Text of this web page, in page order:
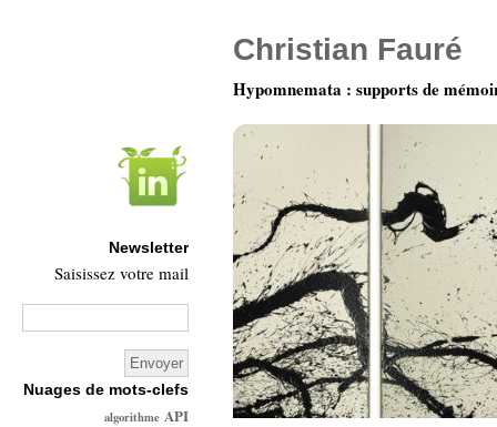
Christian Fauré
Hypomnemata : supports de
Newsletter
Saisissez votre mail
Nuages de mots-clefs
algorithme API